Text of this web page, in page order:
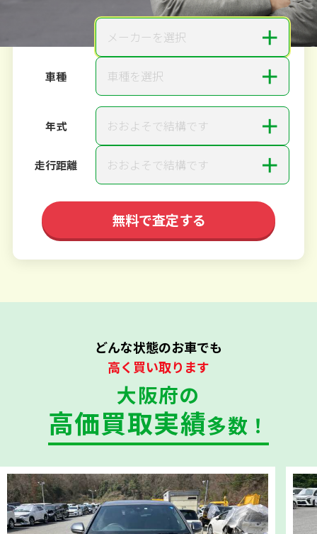
メーカーを選択 ＋
車種 車種を選択 ＋
年式 おおよそで結構です ＋
走行距離 おおよそで結構です ＋
無料で査定する
どんな状態のお車でも
高く買い取ります
大阪府の
高価買取実績多数！